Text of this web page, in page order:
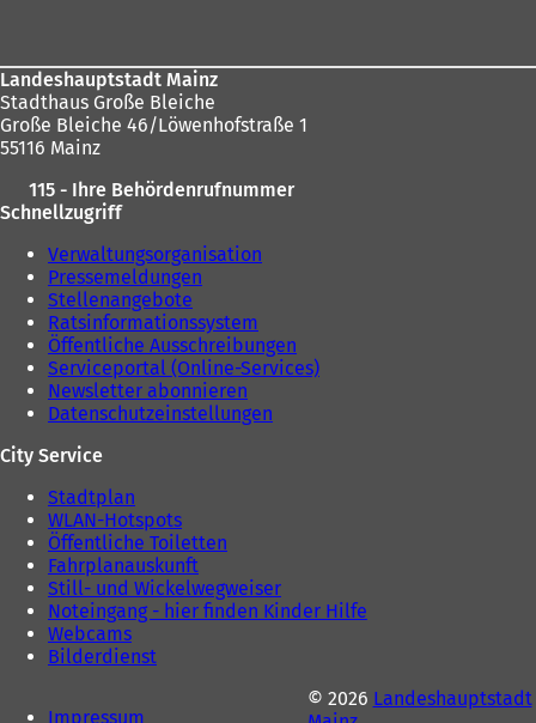
n
n
e
a
b
)
Landeshauptstadt Mainz
Stadthaus Große Bleiche
Große Bleiche 46/Löwenhofstraße 1
55116 Mainz
115 - Ihre Behördenrufnummer
Schnellzugriff
Verwaltungsorganisation
Pressemeldungen
Stellenangebote
Ratsinformationssystem
Öffentliche Ausschreibungen
Serviceportal (Online-Services)
Newsletter abonnieren
Datenschutzeinstellungen
City Service
Stadtplan
WLAN-Hotspots
Öffentliche Toiletten
Fahrplanauskunft
Still- und Wickelwegweiser
Noteingang - hier finden Kinder Hilfe
Webcams
Bilderdienst
Impressum
© 2026 Landeshauptstadt